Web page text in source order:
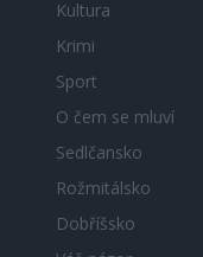
Kultura
Krimi
Sport
O čem se mluví
Sedlčansko
Rožmitálsko
Dobříšsko